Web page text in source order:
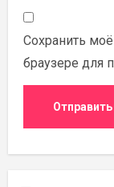
Сохранить
браузере для